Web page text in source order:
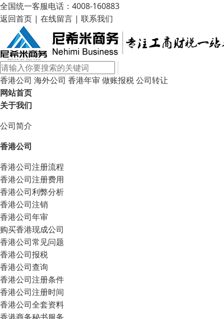
全国统一客服电话：4008-160883
返回首页 | 在线留言 | 联系我们
香港公司 海外公司 香港年审 做账报税公司转让
网站首页
关于我们
公司简介
香港公司
香港公司注册流程
香港公司注册费用
香港公司利弊分析
香港公司注销
香港公司年审
购买香港现成公司
香港公司常见问题
香港公司报税
香港公司查询
香港公司注册条件
香港公司注册时间
香港公司全套资料